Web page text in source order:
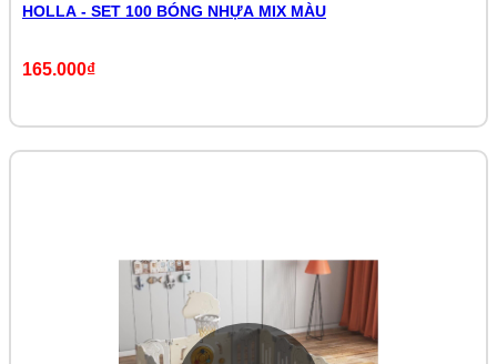
HOLLA - SET 100 BÓNG NHỰA MIX MÀU
165.000₫